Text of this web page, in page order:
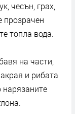
чесън, грах,
прозрачен
топла вода.
на части,
и рибата
нарязаните